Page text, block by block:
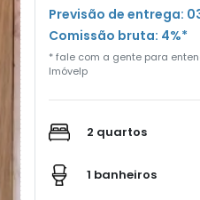
Previsão de entrega:
Comissão bruta: 4%*
* fale com a gente para
Imóvelp
2 quartos
1 banheiros